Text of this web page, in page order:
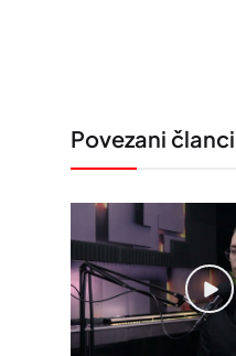
Povezani članci